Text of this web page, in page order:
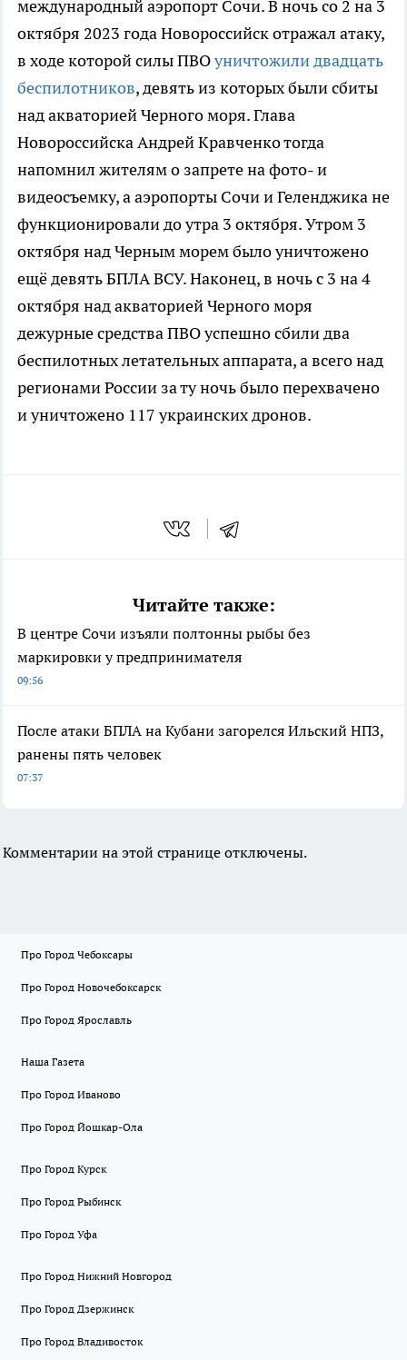
международный аэропорт Сочи. В ночь со 2 на 3
октября 2023 года Новороссийск отражал атаку,
в ходе которой силы ПВОуничтожили двадцать
беспилотников, девять из которых были сбиты
над акваторией Черного моря. Глава
Новороссийска Андрей Кравченко тогда
напомнил жителям о запрете на фото- и
видеосъемку, а аэропорты Сочи и Геленджика не
функционировали до утра 3 октября. Утром 3
октября над Черным морем было уничтожено
ещё девять БПЛА ВСУ. Наконец, в ночь с 3 на 4
октября над акваторией Черного моря
дежурные средства ПВО успешно сбили два
беспилотных летательных аппарата, а всего над
регионами России за ту ночь было перехвачено
и уничтожено 117 украинских дронов.
Читайте также:
В центре Сочи изъяли полтонны рыбы без
маркировки у предпринимателя
09:56
После атаки БПЛА на Кубани загорелся Ильский НПЗ,
ранены пять человек
07:37
Комментарии на этой странице отключены.
Про Город Чебоксары
Про Город Новочебоксарск
Про Город Ярославль
Наша Газета
Про Город Иваново
Про Город Йошкар-Ола
Про Город Курск
Про Город Рыбинск
Про Город Уфа
Про Город Нижний Новгород
Про Город Дзержинск
Про Город Владивосток